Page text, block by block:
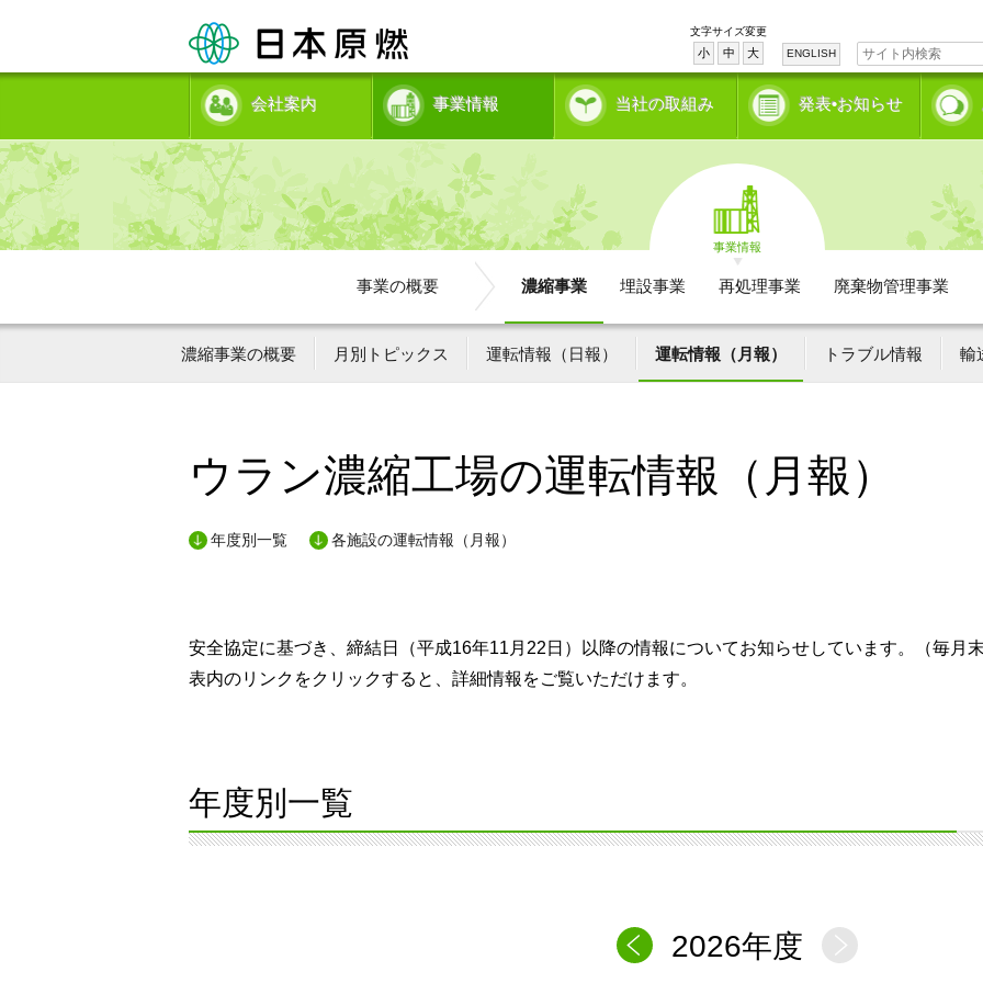
文字サイズ変更
小 中 大 ENGLISH
会社案内 事業情報 当社の取組み 発表•お知らせ
事業情報
事業の概要 濃縮事業 埋設事業 再処理事業 廃棄物管理事業
濃縮事業の概要 月別トピックス 運転情報（日報） 運転情報（月報） トラブル情報 輸
ウラン濃縮工場の運転情報（月報）
年度別一覧 各施設の運転情報（月報）
安全協定に基づき、締結日（平成16年11月22日）以降の情報についてお知らせしています。（毎月
表内のリンクをクリックすると、詳細情報をご覧いただけます。
年度別一覧
2026年度